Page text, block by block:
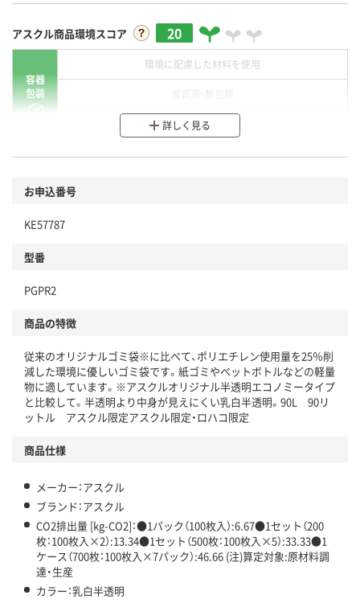
アスクル商品環境スコア 20
容器
包装
環境に配慮した材料を使用
分別・リサイクルしやすい設計
商品
本体
仕組
この商品の環境配慮ポイントです。下記商品詳細「
アスクル商品環境スコア詳細／加点項目
」で確認できます。
詳しく見る
お申込番号
KE57787
型番
PGPR2
商品の特徴
従来のオリジナルゴミ袋※に比べて、ポリエチレン使用量を25％削
減した環境に優しいゴミ袋です。紙ゴミやペットボトルなどの軽量
物に適しています。※アスクルオリジナル半透明エコノミータイプ
と比較して。半透明より中身が見えにくい乳白半透明。90L 90リ
ットル アスクル限定アスクル限定・ロハコ限定
商品仕様
メーカー：アスクル
ブランド：アスクル
CO2排出量 [kg-CO2]：●1パック（100枚入）:6.67●1セット（200
枚：100枚入×2）:13.34●1セット（500枚：100枚入×5）:33.33●1
ケース（700枚：100枚入×7パック）:46.66 (注)算定対象:原材料調
達・生産
カラー：乳白半透明